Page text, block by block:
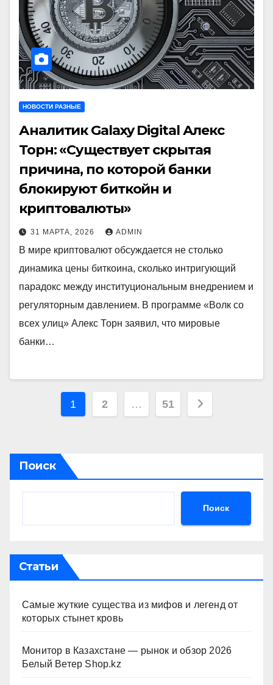
НОВОСТИ РАЗНЫЕ
Аналитик Galaxy Digital Алекс
Торн: «Существует скрытая
причина, по которой банки
блокируют биткойн и
криптовалюты»
31 МАРТА, 2026 ADMIN
В мире криптовалют обсуждается не столько
динамика цены биткоина, сколько интригующий
парадокс между институциональным внедрением и
регуляторным давлением. В программе «Волк со
всех улиц» Алекс Торн заявил, что мировые
банки…
Пагинация
1 2 … 51
Поиск
Поиск
Статьи
Самые жуткие существа из мифов и легенд от
которых стынет кровь
Монитор в Казахстане — рынок и обзор 2026
Белый Ветер Shop.kz